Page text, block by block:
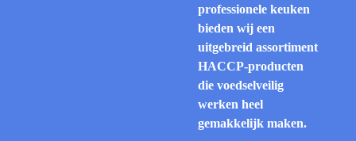
professionele keuken
bieden wij een
uitgebreid assortiment
HACCP-producten
die voedselveilig
werken heel
gemakkelijk maken.